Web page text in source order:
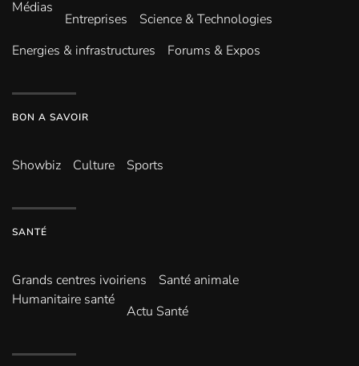
Médias
Entreprises
Science & Technologies
Energies & infrastructures
Forums & Expos
BON A SAVOIR
Showbiz Culture Sports
SANTÉ
Grands centres ivoiriens
Santé animale
Humanitaire santé
Actu Santé